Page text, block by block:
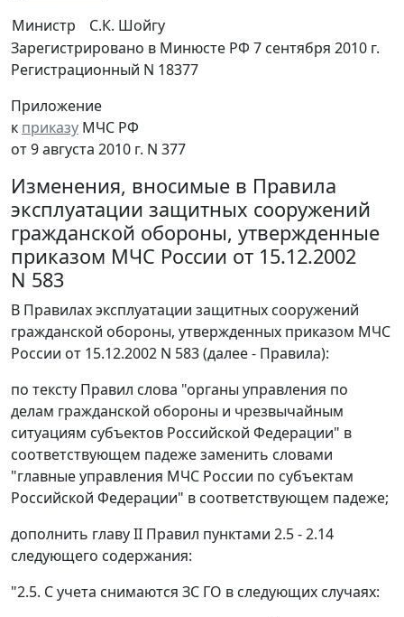
Министр
С.К. Шойгу
Зарегистрировано в Минюсте РФ 7 сентября 2010 г.
Регистрационный N 18377
Приложение
к приказу МЧС РФ
от 9 августа 2010 г. N 377
Изменения, вносимые в Правила
эксплуатации защитных сооружений
гражданской обороны, утвержденные
приказом МЧС России от 15.12.2002
N 583
В Правилах эксплуатации защитных сооружений
гражданской обороны, утвержденных приказом МЧС
России от 15.12.2002 N 583 (далее - Правила):
по тексту Правил слова "органы управления по
делам гражданской обороны и чрезвычайным
ситуациям субъектов Российской Федерации" в
соответствующем падеже заменить словами
"главные управления МЧС России по субъектам
Российской Федерации" в соответствующем падеже;
дополнить главу II Правил пунктами 2.5 - 2.14
следующего содержания:
"2.5. С учета снимаются ЗС ГО в следующих случаях: